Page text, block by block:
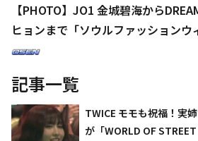
【PHOTO】JO1 金城碧海から
ヒョンまで「ソウルファッションウ
記事一覧
TWICE モモも祝福！実
が「WORLD OF